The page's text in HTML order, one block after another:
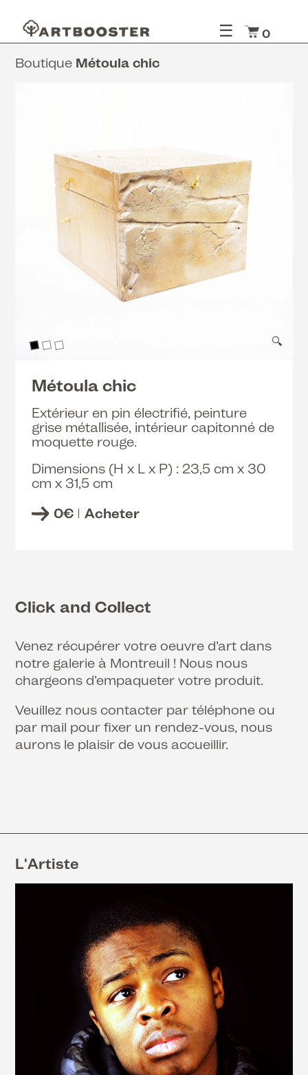
☰ 0
Boutique Métoula chic
🔍
Métoula chic
Extérieur en pin électrifié, peinture
grise métallisée, intérieur capitonné de
moquette rouge.
Dimensions (H x L x P) : 23,5 cm x 30
cm x 31,5 cm
0€ Acheter
Click and Collect
Venez récupérer votre oeuvre d’art dans
notre galerie à Montreuil ! Nous nous
chargeons d’empaqueter votre produit.
Veuillez nous contacter par téléphone ou
par mail pour fixer un rendez-vous, nous
aurons le plaisir de vous accueillir.
L'Artiste